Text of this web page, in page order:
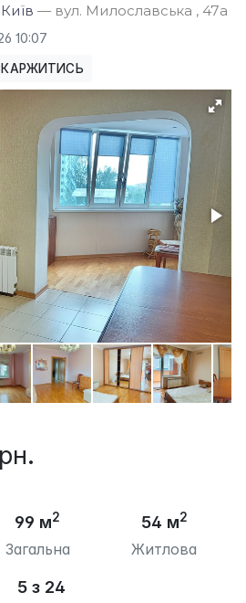
— вул. Милославська , 47а
10:07
99 м2
Загальна
54 м2
Житлова
5 з 24